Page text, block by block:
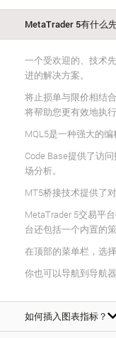
MetaTrader 5有什么
一个受欢迎的、技术
进的解决方案。
将止损单与限价相结
将帮助您更有效地执
MQL5是一种强大的编
Code Base提供了访
场分析。
MT5桥接技术提供了
MetaTrader 5交易平
台还包括一个内置的
在顶部的菜单栏，选择
你也可以导航到导航
如何插入图表指标？